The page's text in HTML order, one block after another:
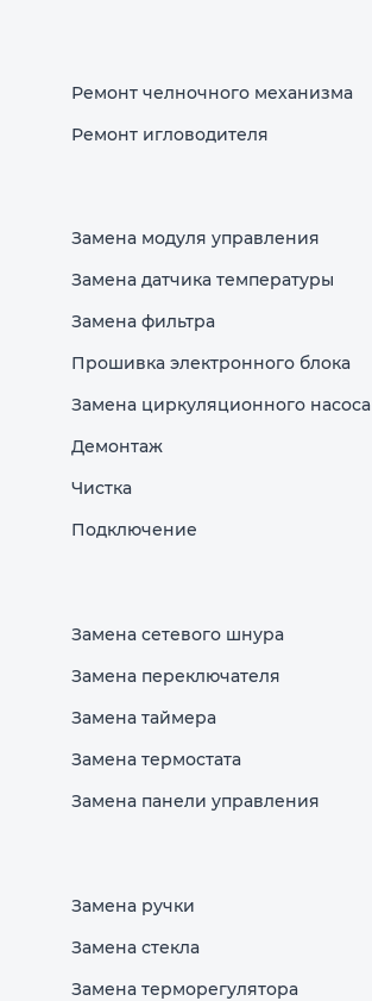
Ремонт челночного механизма
Ремонт игловодителя
Замена модуля управления
Замена датчика температуры
Замена фильтра
Прошивка электронного блока
Замена циркуляционного насоса
Демонтаж
Чистка
Подключение
Замена сетевого шнура
Замена переключателя
Замена таймера
Замена термостата
Замена панели управления
Замена ручки
Замена стекла
Замена терморегулятора